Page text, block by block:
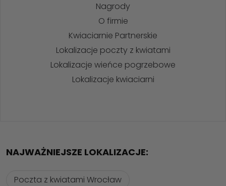
Nagrody
O firmie
Kwiaciarnie Partnerskie
Lokalizacje poczty z kwiatami
Lokalizacje wieńce pogrzebowe
Lokalizacje kwiaciarni
NAJWAŻNIEJSZE LOKALIZACJE:
Poczta z kwiatami Wrocław